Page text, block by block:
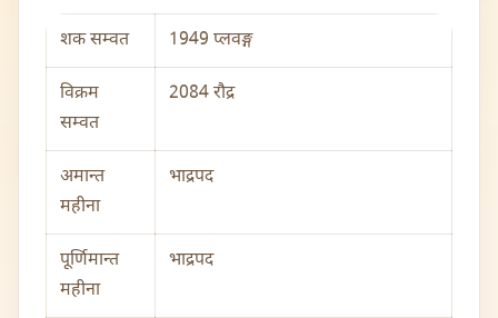
शक सम्वत 1949 प्लवङ्ग
विक्रम
सम्वत
2084 रौद्र
अमान्त
महीना
भाद्रपद
पूर्णिमान्त
महीना
भाद्रपद